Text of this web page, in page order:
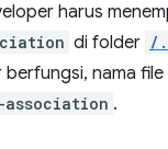
harus
di folder /
nama file
.